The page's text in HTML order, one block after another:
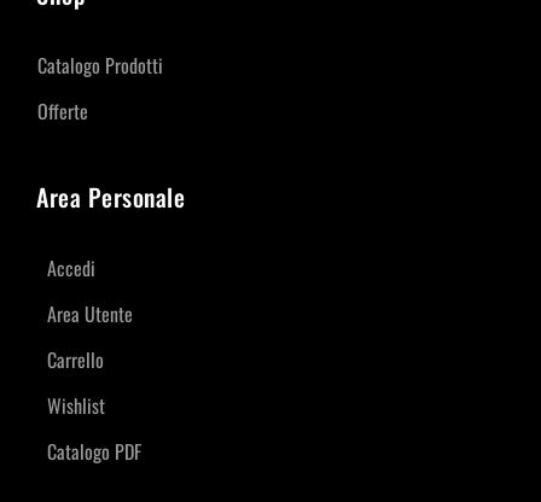
Catalogo Prodotti
Offerte
Area Personale
Accedi
Area Utente
Carrello
Wishlist
Catalogo PDF